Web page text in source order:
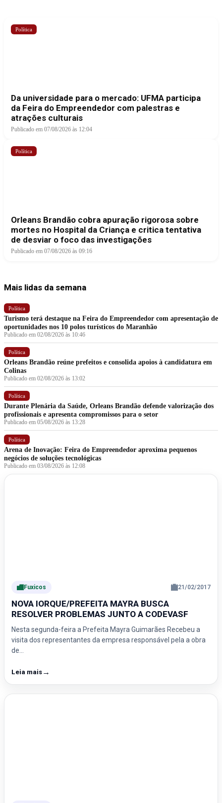
Política
Da universidade para o mercado: UFMA participa
da Feira do Empreendedor com palestras e
atrações culturais
Publicado em 07/08/2026 às 12:04
Política
Orleans Brandão cobra apuração rigorosa sobre
mortes no Hospital da Criança e critica tentativa
de desviar o foco das investigações
Publicado em 07/08/2026 às 09:16
Mais lidas da semana
Política
Turismo terá destaque na Feira do Empreendedor com apresentação de
oportunidades nos 10 polos turísticos do Maranhão
Publicado em 02/08/2026 às 10:46
Política
Orleans Brandão reúne prefeitos e consolida apoios à candidatura em
Colinas
Publicado em 02/08/2026 às 13:02
Política
Durante Plenária da Saúde, Orleans Brandão defende valorização dos
profissionais e apresenta compromissos para o setor
Publicado em 05/08/2026 às 13:28
Política
Arena de Inovação: Feira do Empreendedor aproxima pequenos
negócios de soluções tecnológicas
Publicado em 03/08/2026 às 12:08
Fuxicos 21/02/2017
NOVA IORQUE/PREFEITA MAYRA BUSCA
RESOLVER PROBLEMAS JUNTO A CODEVASF
Nesta segunda-feira a Prefeita Mayra Guimarães Recebeu a
visita dos representantes da empresa responsável pela a obra
de…
Leia mais →